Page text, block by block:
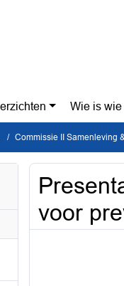
Wie is wie
Commissie II Samenleving &
voor